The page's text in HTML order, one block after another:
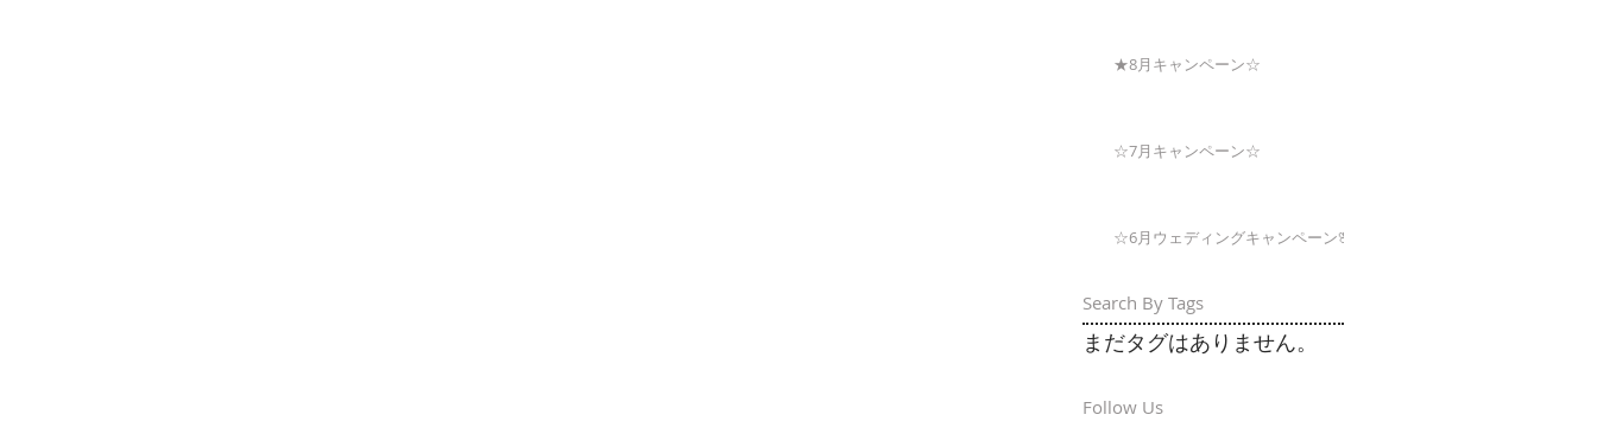
Search By Tags
★8月キャンペーン☆
☆7月キャンペーン☆
☆6月ウェディングキャンペーン🌸
まだタグはありません。
Follow Us